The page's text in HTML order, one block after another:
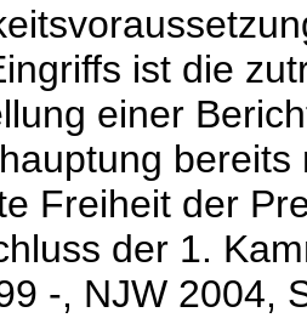
ist die
einer
Freiheit der
der 1.
-, NJW 2004,